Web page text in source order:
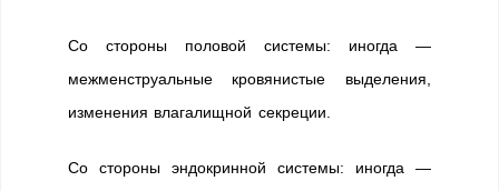
Со стороны половой системы: иногда —
межменструальные кровянистые выделения,
изменения влагалищной секреции.
Со стороны эндокринной системы: иногда —